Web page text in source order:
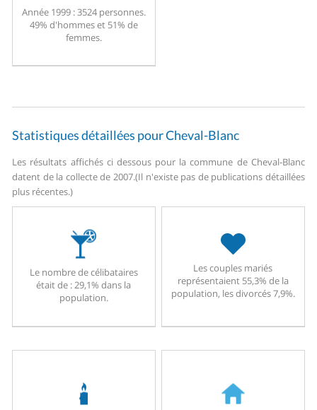
Année 1999 :3524 personnes.
49% d'hommes et 51% de
femmes.
Statistiques détaillées pour Cheval-Blanc
Les résultats affichés ci dessous pour la commune de Cheval-Blanc
datent de la collecte de 2007.(Il n'existe pas de publications détaillées
plus récentes.)
Le nombre de célibataires
était de : 29,1% dans la
population.
Les couples mariés
représentaient 55,3% de la
population, les divorcés 7,9%.